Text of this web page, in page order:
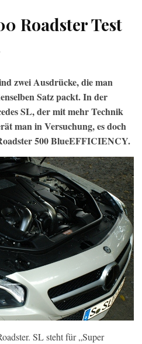
Roadster Test
zwei Ausdrücke, die man
Satz packt. In der
SL, der mit mehr Technik
man in Versuchung, es doch
500 BlueEFFICIENCY.
SL steht für „Super